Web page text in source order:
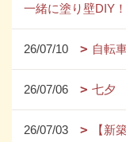
一緒に塗り壁DIY！
26/07/10 自転
26/07/06 七夕
26/07/03
【新